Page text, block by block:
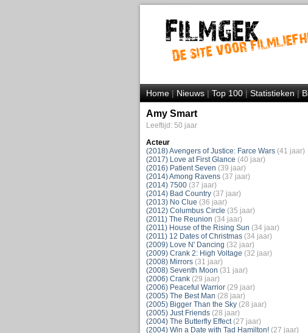
Home|Nieuws|Top 100|Statistieken|
Amy Smart
Leeftijd: 50 jaar
Acteur
(2018) Avengers of Justice: Farce Wars (41 jaar)
(2017) Love at First Glance (40 jaar)
(2016) Patient Seven (39 jaar)
(2014) Among Ravens (37 jaar)
(2014) 7500 (37 jaar)
(2014) Bad Country (37 jaar)
(2013) No Clue (36 jaar)
(2012) Columbus Circle (35 jaar)
(2011) The Reunion (34 jaar)
(2011) House of the Rising Sun (34 jaar)
(2011) 12 Dates of Christmas (34 jaar)
(2009) Love N' Dancing (32 jaar)
(2009) Crank 2: High Voltage (32 jaar)
(2008) Mirrors (31 jaar)
(2008) Seventh Moon (31 jaar)
(2006) Crank (29 jaar)
(2006) Peaceful Warrior (29 jaar)
(2005) The Best Man (28 jaar)
(2005) Bigger Than the Sky (28 jaar)
(2005) Just Friends (28 jaar)
(2004) The Butterfly Effect (27 jaar)
(2004) Win a Date with Tad Hamilton! (27 jaar)